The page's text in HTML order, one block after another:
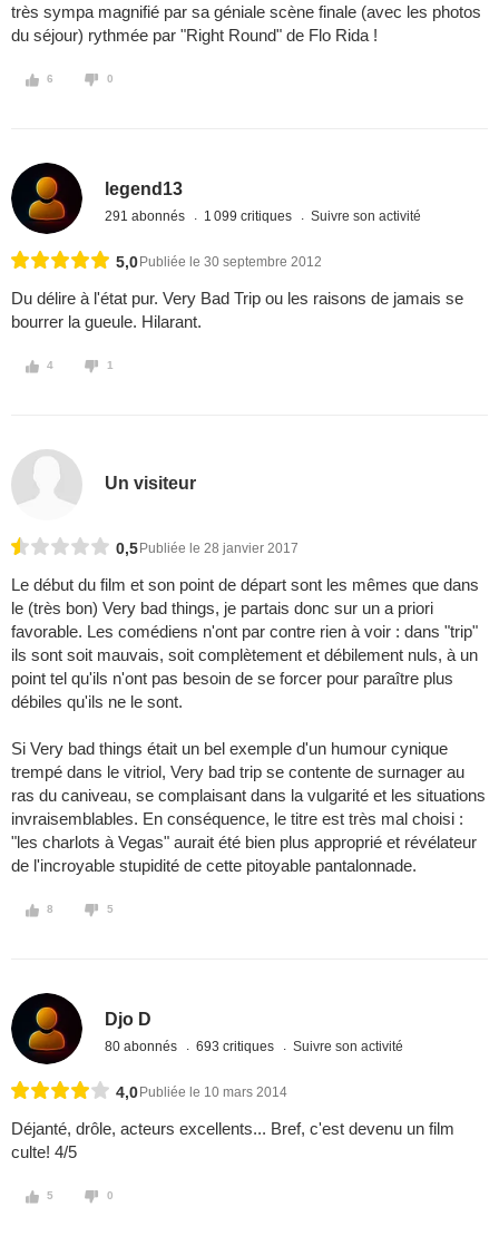
très sympa magnifié par sa géniale scène finale (avec les photos
du séjour) rythmée par "Right Round" de Flo Rida !
6 0
legend13
291 abonnés 1 099 critiques Suivre son activité
5,0 Publiée le 30 septembre 2012
Du délire à l'état pur. Very Bad Trip ou les raisons de jamais se
bourrer la gueule. Hilarant.
4 1
Un visiteur
0,5 Publiée le 28 janvier 2017
Le début du film et son point de départ sont les mêmes que dans
le (très bon) Very bad things, je partais donc sur un a priori
favorable. Les comédiens n'ont par contre rien à voir : dans "trip"
ils sont soit mauvais, soit complètement et débilement nuls, à un
point tel qu'ils n'ont pas besoin de se forcer pour paraître plus
débiles qu'ils ne le sont.
Si Very bad things était un bel exemple d'un humour cynique
trempé dans le vitriol, Very bad trip se contente de surnager au
ras du caniveau, se complaisant dans la vulgarité et les situations
invraisemblables. En conséquence, le titre est très mal choisi :
"les charlots à Vegas" aurait été bien plus approprié et révélateur
de l'incroyable stupidité de cette pitoyable pantalonnade.
8 5
Djo D
80 abonnés 693 critiques Suivre son activité
4,0 Publiée le 10 mars 2014
Déjanté, drôle, acteurs excellents... Bref, c'est devenu un film
culte! 4/5
5 0